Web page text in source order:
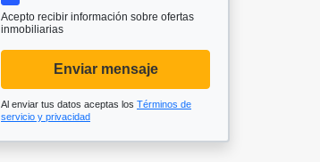
Acepto recibir información sobre ofertas
inmobiliarias
Enviar mensaje
Al enviar tus datos aceptas los Términos de
servicio y privacidad